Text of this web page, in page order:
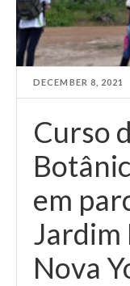
DECEMBER 8, 2021
Curso
em
Jardim
Nova